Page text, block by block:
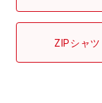
ネーム刺繍・プリ
アタックベース
ZIPシャツ